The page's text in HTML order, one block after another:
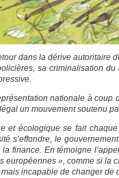
dans la dérive autoritaire
sa criminalisation
nationale à
un mouvement soutenu
et écologique se fait
s’effondre, le
la finance. En témoigne
européennes », comme si la
incapable de changer de